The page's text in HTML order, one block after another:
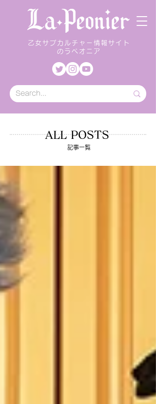
乙女サブカルチャー情報サイト
のラペオニア
ALL POSTS
記事一覧